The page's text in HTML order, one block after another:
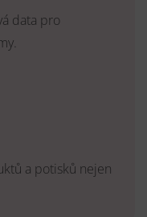
data pro
a potisků nejen